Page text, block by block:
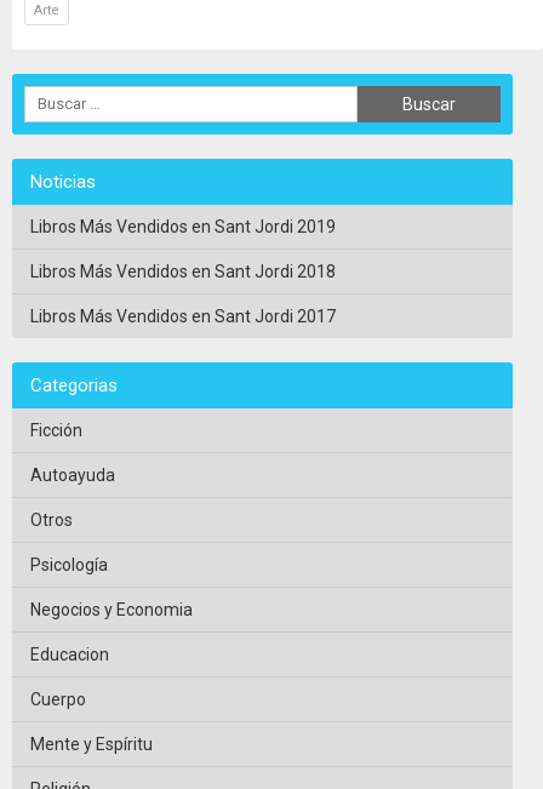
Arte
Noticias
Libros Más Vendidos en Sant Jordi 2019
Libros Más Vendidos en Sant Jordi 2018
Libros Más Vendidos en Sant Jordi 2017
Categorias
Ficción
Autoayuda
Otros
Psicología
Negocios y Economia
Educacion
Cuerpo
Mente y Espíritu